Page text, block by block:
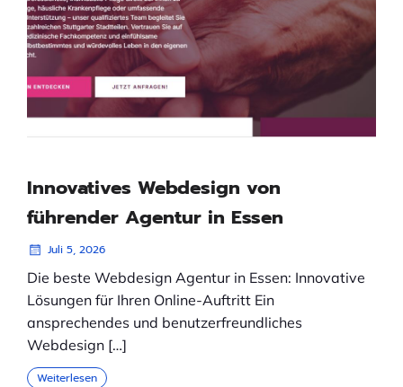
Innovatives Webdesign von
führender Agentur in Essen
Juli 5, 2026
Die beste Webdesign Agentur in Essen: Innovative
Lösungen für Ihren Online-Auftritt Ein
ansprechendes und benutzerfreundliches
Webdesign […]
Weiterlesen